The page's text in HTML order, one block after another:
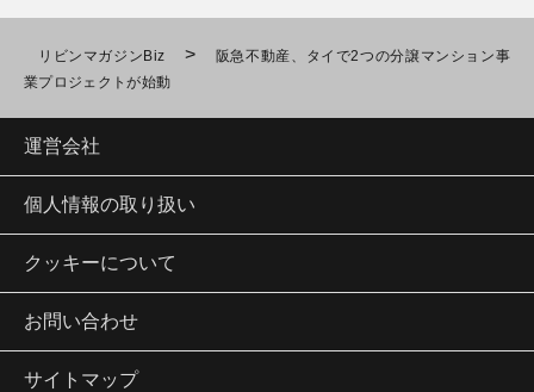
リビンマガジンBiz >
阪急不動産、タイで2つの分譲マンション事
業プロジェクトが始動
運営会社
個人情報の取り扱い
クッキーについて
お問い合わせ
サイトマップ